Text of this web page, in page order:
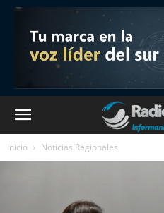
Inicio Noticias Regionales